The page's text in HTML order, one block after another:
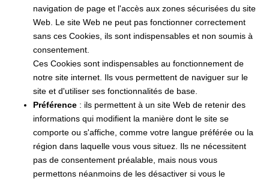
navigation de page et l'accès aux zones sécurisées du site
Web. Le site Web ne peut pas fonctionner correctement
sans ces Cookies, ils sont indispensables et non soumis à
consentement.
Ces Cookies sont indispensables au fonctionnement de
notre site internet. Ils vous permettent de naviguer sur le
site et d'utiliser ses fonctionnalités de base.
Préférence : ils permettent à un site Web de retenir des
informations qui modifient la manière dont le site se
comporte ou s'affiche, comme votre langue préférée ou la
région dans laquelle vous vous situez. Ils ne nécessitent
pas de consentement préalable, mais nous vous
permettons néanmoins de les désactiver si vous le